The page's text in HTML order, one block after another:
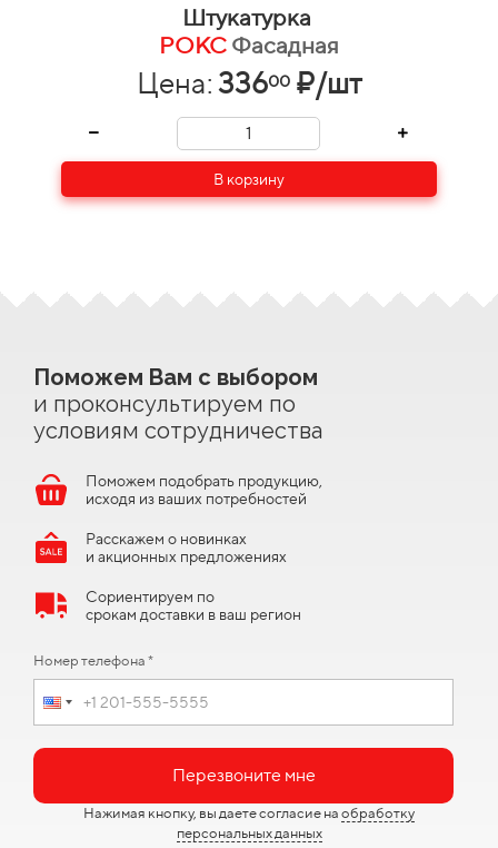
Штукатурка
РОКС Фасадная
Цена:33600 ₽/шт
В корзину
Поможем Вам с выбором
и проконсультируем по
условиям сотрудничества
Поможем подобрать продукцию,
исходя из ваших потребностей
Расскажем о новинках
и акционных предложениях
Сориентируем по
срокам доставки в ваш регион
Номер телефона *
Перезвоните мне
Нажимая кнопку, вы даете согласие на обработку
персональных данных